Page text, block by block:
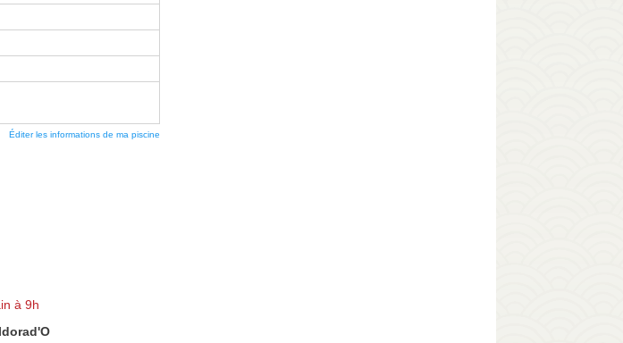
Éditer les informations de ma piscine
à 9h